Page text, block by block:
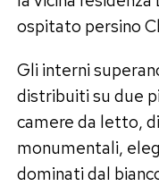
ospitato persino
Gli interni
distribuiti su due
camere da letto,
monumentali,
dominati dal